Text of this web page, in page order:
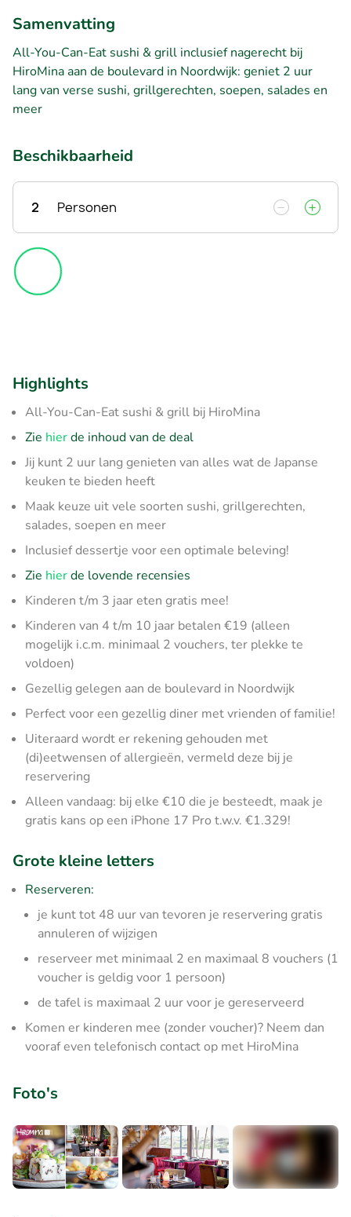
Samenvatting
All-You-Can-Eat sushi & grill inclusief nagerecht bij
HiroMina aan de boulevard in Noordwijk: geniet 2 uur
lang van verse sushi, grillgerechten, soepen, salades en
meer
Beschikbaarheid
2 Personen
Highlights
All-You-Can-Eat sushi & grill bij HiroMina
Zie hierde inhoud van de deal
Jij kunt 2 uur lang genieten van alles wat de Japanse
keuken te bieden heeft
Maak keuze uit vele soorten sushi, grillgerechten,
salades, soepen en meer
Inclusief dessertje voor een optimale beleving!
Zie hierde lovende recensies
Kinderen t/m 3 jaar eten gratis mee!
Kinderen van 4 t/m 10 jaar betalen €19 (alleen
mogelijk i.c.m. minimaal 2 vouchers, ter plekke te
voldoen)
Gezellig gelegen aan de boulevard in Noordwijk
Perfect voor een gezellig diner met vrienden of familie!
Uiteraard wordt er rekening gehouden met
(di)eetwensen of allergieën, vermeld deze bij je
reservering
Alleen vandaag: bij elke €10 die je besteedt, maak je
gratis kans op een iPhone 17 Pro t.w.v. €1.329!
Grote kleine letters
Reserveren:
je kunt tot 48 uur van tevoren je reservering gratis
annuleren of wijzigen
reserveer met minimaal 2 en maximaal 8 vouchers (1
voucher is geldig voor 1 persoon)
de tafel is maximaal 2 uur voor je gereserveerd
Komen er kinderen mee (zonder voucher)? Neem dan
vooraf even telefonisch contact op met HiroMina
Foto's